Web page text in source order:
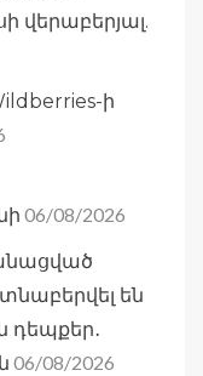
վերաբերյալ.
ի
06/08/2026
են
06/08/2026